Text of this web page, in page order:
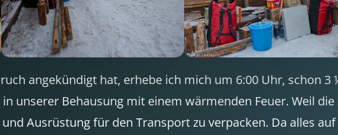
angekündigt hat, erhebe ich mich um 6:00 Uhr, schon 3
unserer Behausung mit einem wärmenden Feuer. Weil
Ausrüstung für den Transport zu verpacken. Da alles